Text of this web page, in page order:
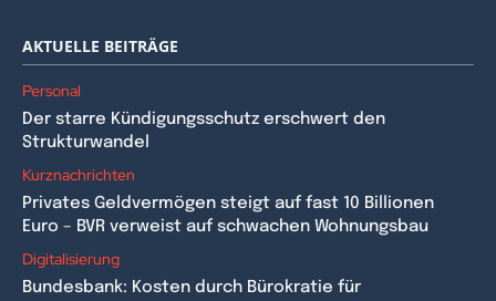
AKTUELLE BEITRÄGE
Personal
Der starre Kündigungsschutz erschwert den
Strukturwandel
Kurznachrichten
Privates Geldvermögen steigt auf fast 10 Billionen
Euro – BVR verweist auf schwachen Wohnungsbau
Digitalisierung
Bundesbank: Kosten durch Bürokratie für